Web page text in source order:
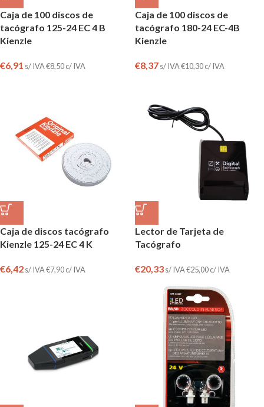
Caja de 100 discos de
tacógrafo 125-24 EC 4 B
Kienzle
€6,91 s/ IVA€8,50c/ IVA
Caja de 100 discos de
tacógrafo 180-24 EC-4B
Kienzle
€8,37s/ IVA€10,30c/ IVA
Caja de discos tacógrafo
Kienzle 125-24 EC 4 K
€6,42s/ IVA€7,90c/ IVA
Lector de Tarjeta de
Tacógrafo
€20,33s/ IVA€25,00c/ IVA